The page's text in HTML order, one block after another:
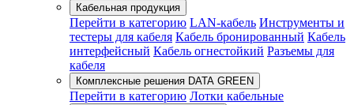
Кабельная продукция
Перейти в категорию LAN-кабель Инструменты и
тестеры для кабеля Кабель бронированный Кабель
интерфейсный Кабель огнестойкий Разъемы для
кабеля
Комплексные решения DATA GREEN
Перейти в категорию Лотки кабельные